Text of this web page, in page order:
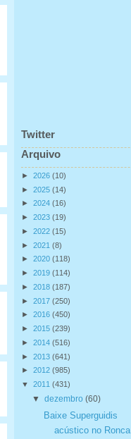
Twitter
Arquivo
► 2026 (10)
► 2025 (14)
► 2024 (16)
► 2023 (19)
► 2022 (15)
► 2021 (8)
► 2020 (118)
► 2019 (114)
► 2018 (187)
► 2017 (250)
► 2016 (450)
► 2015 (239)
► 2014 (516)
► 2013 (641)
► 2012 (985)
▼ 2011 (431)
▼ dezembro (60)
Baixe Superguidis
acústico no Ronca